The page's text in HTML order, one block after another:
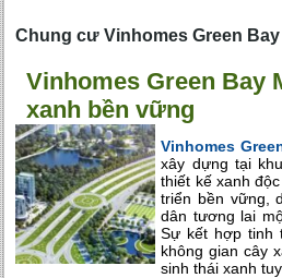
Chung cư Vinhomes Green Bay
Vinhomes Green Bay
xanh bền vững
Vinhomes
xây dựng tại
thiết kế xanh
triển bền vững,
dân tương lai
Sự kết hợp tinh
không gian cây
sinh thái xanh